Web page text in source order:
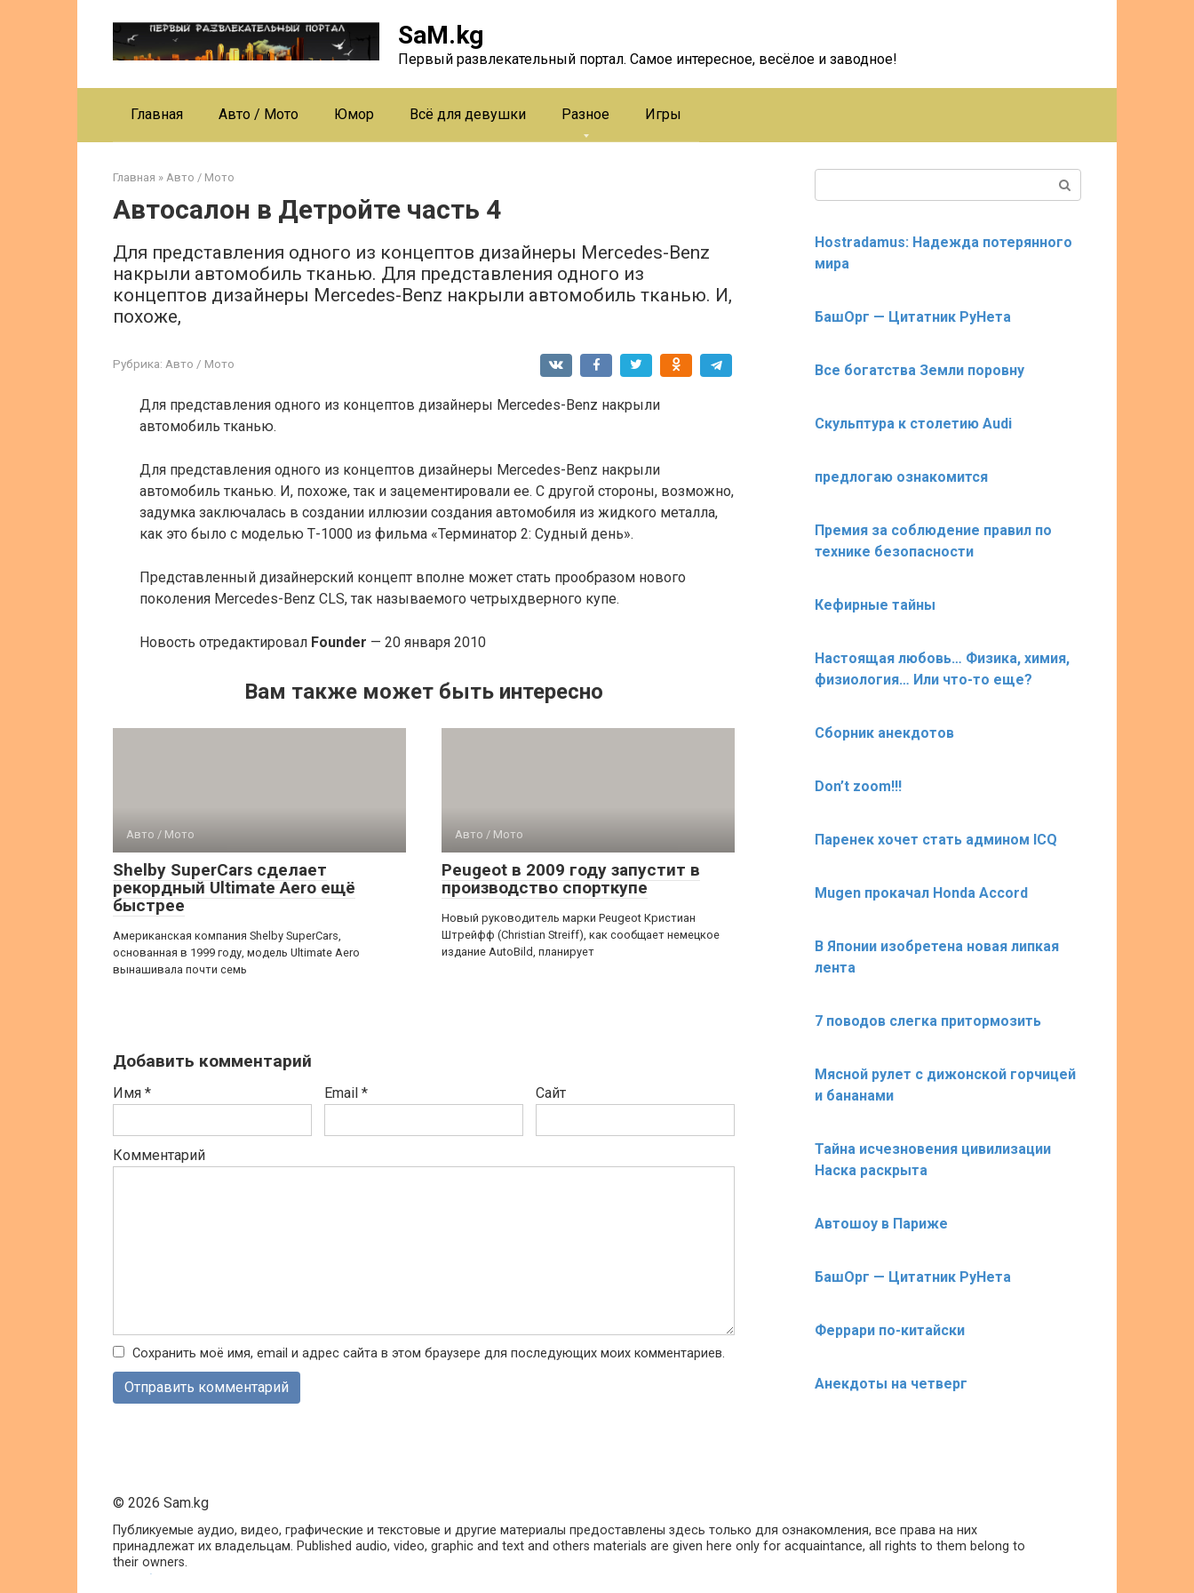
SaM.kg
Первый развлекательный портал. Самое интересное, весёлое и заводное!
Главная Авто / Мото Юмор Всё для девушки Разное Игры
Главная » Авто / Мото
Автосалон в Детройте часть 4
Для представления одного из концептов дизайнеры Mercedes-Benz
накрыли автомобиль тканью. Для представления одного из
концептов дизайнеры Mercedes-Benz накрыли автомобиль тканью. И,
похоже,
Рубрика: Авто / Мото
Для представления одного из концептов дизайнеры Mercedes-Benz накрыли
автомобиль тканью.
Для представления одного из концептов дизайнеры Mercedes-Benz накрыли
автомобиль тканью. И, похоже, так и зацементировали ее. С другой стороны, возможно,
задумка заключалась в создании иллюзии создания автомобиля из жидкого металла,
как это было с моделью Т-1000 из фильма «Терминатор 2: Судный день».
Представленный дизайнерский концепт вполне может стать прообразом нового
поколения Mercedes-Benz CLS, так называемого четрыхдверного купе.
Новость отредактировал Founder — 20 января 2010
Вам также может быть интересно
Авто / Мото
Shelby SuperCars сделает
рекордный Ultimate Aero ещё
быстрее
Американская компания Shelby SuperCars,
основанная в 1999 году, модель Ultimate Aero
вынашивала почти семь
Авто / Мото
Peugeot в 2009 году запустит в
производство спорткупе
Новый руководитель марки Peugeot Кристиан
Штрейфф (Christian Streiff), как сообщает немецкое
издание AutoBild, планирует
Добавить комментарий
Имя * Email * Сайт
Комментарий
Сохранить моё имя, email и адрес сайта в этом браузере для последующих моих комментариев.
Hostradamus: Надежда потерянного
мира
БашОрг — Цитатник РуНета
Все богатства Земли поровну
Скульптура к столетию Audi
предлогаю ознакомится
Премия за соблюдение правил по
технике безопасности
Кефирные тайны
Настоящая любовь… Физика, химия,
физиология… Или что-то еще?
Сборник анекдотов
Don’t zoom!!!
Паренек хочет стать админом ICQ
Mugen прокачал Honda Accord
В Японии изобретена новая липкая
лента
7 поводов слегка притормозить
Мясной рулет с дижонской горчицей
и бананами
Тайна исчезновения цивилизации
Наска раскрыта
Автошоу в Париже
БашОрг — Цитатник РуНета
Феррари по-китайски
Анекдоты на четверг
© 2026 Sam.kg
Публикуемые аудио, видео, графические и текстовые и другие материалы предоставлены здесь только для ознакомления, все права на них
принадлежат их владельцам. Published audio, video, graphic and text and others materials are given here only for acquaintance, all rights to them belong to
their owners.